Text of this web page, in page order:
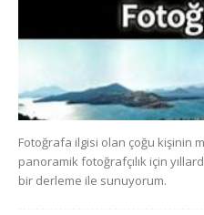
Fotoğrafa ilgisi olan çoğu kişinin
panoramik fotoğrafçılık için
bir derleme ile sunuyorum.